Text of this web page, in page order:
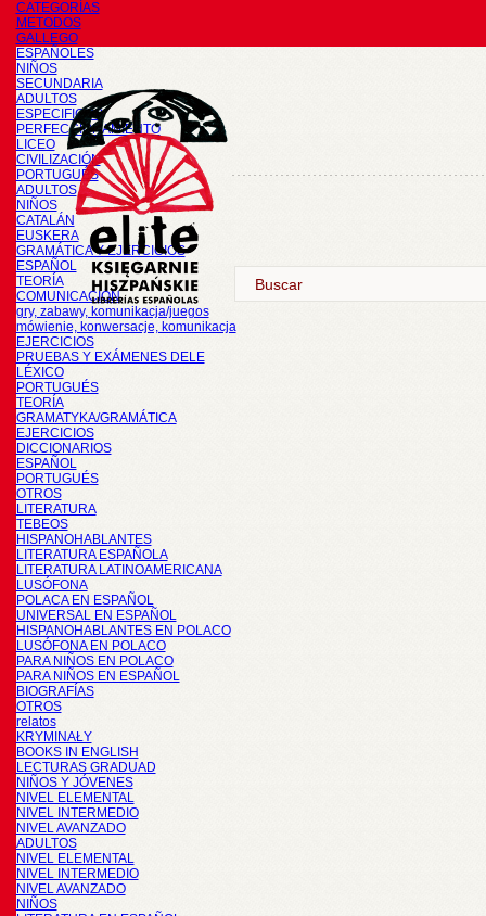
CATEGORÍAS
METODOS
GALLEGO
ESPAÑOLES
NIÑOS
SECUNDARIA
ADULTOS
ESPECIFICOS
PERFECCIONAMIENTO
LICEO
CIVILIZACIÓN
PORTUGUÉS
ADULTOS
NIÑOS
CATALÁN
EUSKERA
GRAMÁTICA Y EJERCICIOS
ESPAÑOL
TEORÍA
COMUNICACIÓN
gry, zabawy, komunikacja/juegos
mówienie, konwersacje, komunikacja
EJERCICIOS
PRUEBAS Y EXÁMENES DELE
LÉXICO
PORTUGUÉS
TEORÍA
GRAMATYKA/GRAMÁTICA
EJERCICIOS
DICCIONARIOS
ESPAÑOL
PORTUGUÉS
OTROS
LITERATURA
TEBEOS
HISPANOHABLANTES
LITERATURA ESPAÑOLA
LITERATURA LATINOAMERICANA
LUSÓFONA
POLACA EN ESPAÑOL
UNIVERSAL EN ESPAÑOL
HISPANOHABLANTES EN POLACO
LUSÓFONA EN POLACO
PARA NIÑOS EN POLACO
PARA NIÑOS EN ESPAÑOL
BIOGRAFÍAS
OTROS
relatos
KRYMINAŁY
BOOKS IN ENGLISH
LECTURAS GRADUAD
NIÑOS Y JÓVENES
NIVEL ELEMENTAL
NIVEL INTERMEDIO
NIVEL AVANZADO
ADULTOS
NIVEL ELEMENTAL
NIVEL INTERMEDIO
NIVEL AVANZADO
NIÑOS